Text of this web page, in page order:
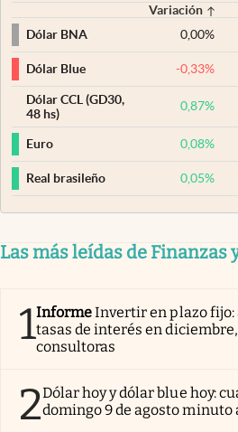
Variación
Dólar BNA
0,00%
Dólar Blue -0,33%
Dólar CCL (GD30,
48 hs)
0,87%
Euro 0,08%
Real brasileño 0,05%
Las más leídas de Finanzas
1InformeInvertir en plazo fijo:
tasas de interés en
consultoras
2Dólar hoy y dólar blue hoy:
domingo 9 de agosto minuto